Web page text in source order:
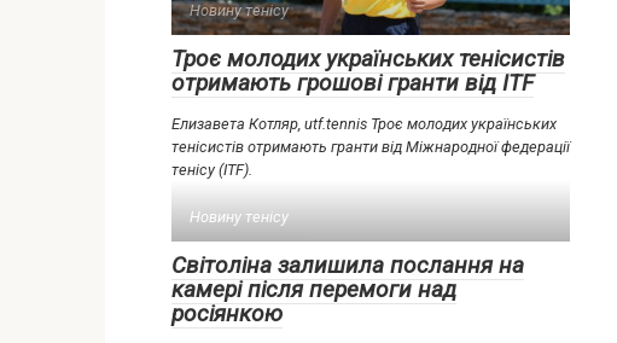
Новину тенісу
Троє молодих українських тенісистів
отримають грошові гранти від ITF
Елизавета Котляр, utf.tennis Троє молодих українських
тенісистів отримають гранти від Міжнародної федерації
тенісу (ITF).
Новину тенісу
Світоліна залишила послання на
камері після перемоги над
росіянкою